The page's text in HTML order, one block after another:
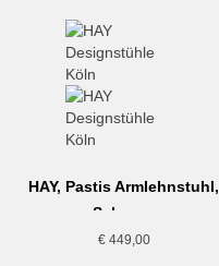
HAY, Pastis Armlehnstuhl,
Schwarz
€449,00